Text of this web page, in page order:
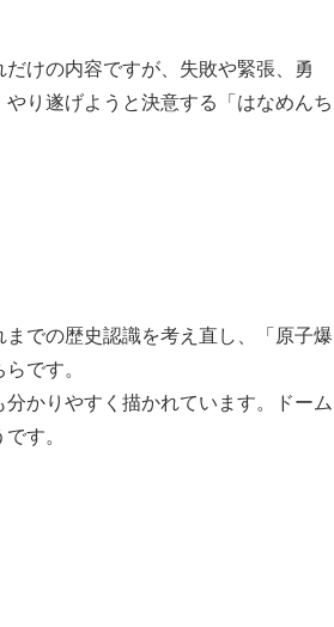
けの内容ですが、失敗や緊張、勇
り遂げようと決意する「はなめんち
での歴史認識を考え直し、「原子爆
です。
かりやすく描かれています。ドーム
す。